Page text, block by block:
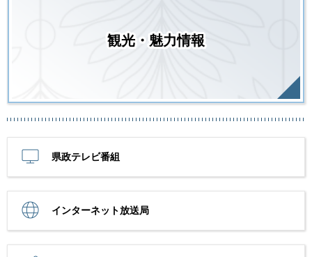
観光・魅力情報
県政テレビ番組
インターネット放送局